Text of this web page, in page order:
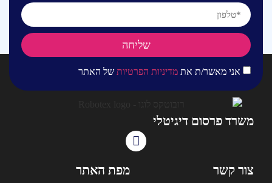
אני מאשר/ת את מדיניות הפרטיות של האתר
שליחה
משרד פרסום דיגיטלי
צור קשר מפת האתר